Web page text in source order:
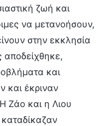
ζωή και
να μετανοήσουν,
στην εκκλησία
και
και έκριναν
Ζάο και η Λιου